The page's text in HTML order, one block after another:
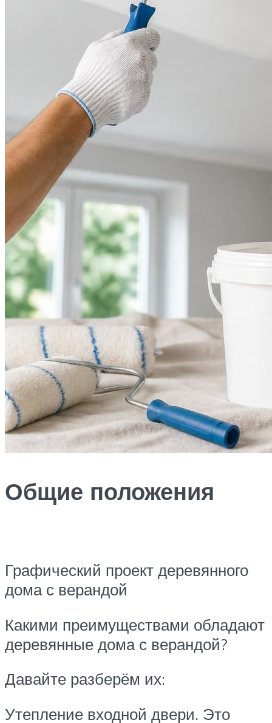
Общие положения
Графический проект деревянного
дома с верандой
Какими преимуществами обладают
деревянные дома с верандой?
Давайте разберём их:
Утепление входной двери. Это